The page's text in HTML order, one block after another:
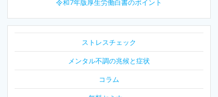
ン
令和7年版厚生労働白書のポイント
ストレスチェック
メンタル不調の兆候と症状
コラム